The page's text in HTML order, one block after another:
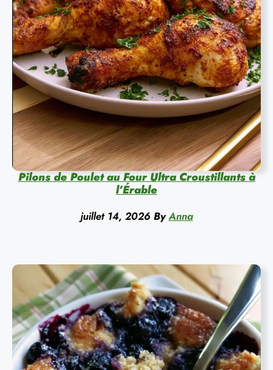
Pilons de Poulet au Four Ultra Croustillants à
l’Érable
juillet 14, 2026 By Anna